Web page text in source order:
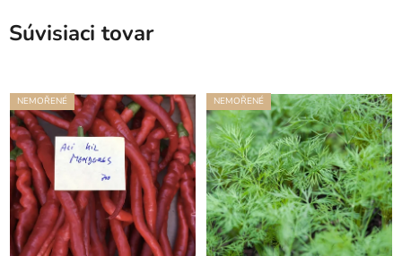
Súvisiaci tovar
NEMOŘENÉ NEMOŘENÉ